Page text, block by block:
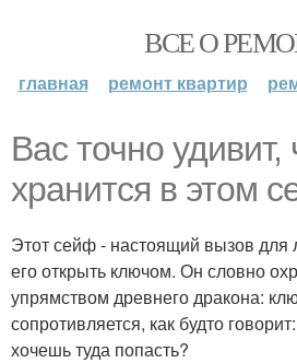
ВСЕ О
главная ремонт квартир
Вас точно удивит,
хранится в этом
Этот сейф - настоящий вызов для
его открыть ключом. Он словно
упрямством древнего дракона:
сопротивляется, как будто
хочешь туда попасть?